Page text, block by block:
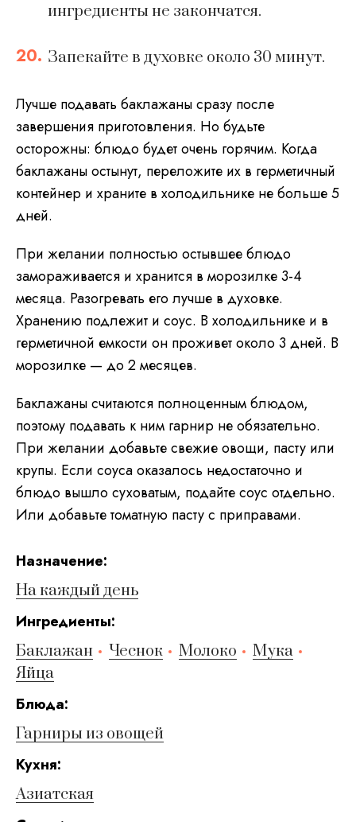
ингредиенты не закончатся.
20. Запекайте в духовке около 30 минут.
Лучше подавать баклажаны сразу после
завершения приготовления. Но будьте
осторожны: блюдо будет очень горячим. Когда
баклажаны остынут, переложите их в герметичный
контейнер и храните в холодильнике не больше 5
дней.
При желании полностью остывшее блюдо
замораживается и хранится в морозилке 3-4
месяца. Разогревать его лучше в духовке.
Хранению подлежит и соус. В холодильнике и в
герметичной емкости он проживет около 3 дней. В
морозилке — до 2 месяцев.
Баклажаны считаются полноценным блюдом,
поэтому подавать к ним гарнир не обязательно.
При желании добавьте свежие овощи, пасту или
крупы. Если соуса оказалось недостаточно и
блюдо вышло суховатым, подайте соус отдельно.
Или добавьте томатную пасту с приправами.
Hазначение:
На каждый день
Ингредиенты:
Баклажан Чеснок Молоко
Мука
Яйца
Блюда:
Гарниры из овощей
Кухня:
Азиатская